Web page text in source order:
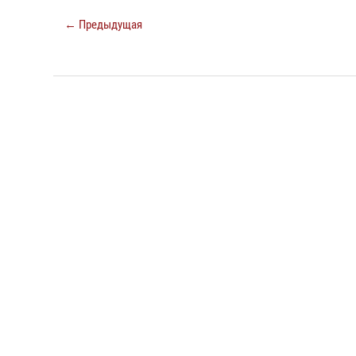
← Предыдущая